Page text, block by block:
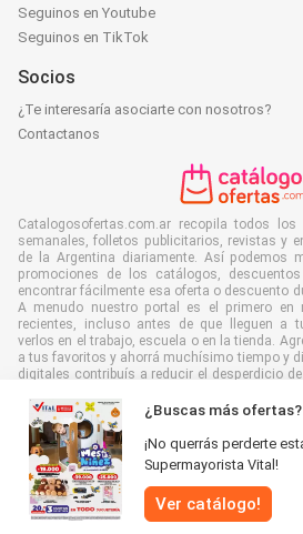
¿Buscas más ofertas?
¡No querrás perderte
Supermayorista Vital!
Ver catálogo!
Seguinos en Youtube
Seguinos en TikTok
Socios
¿Te interesaría asociarte con nosotros?
Contactanos
Catalogosofertas.com.ar recopila todos
semanales, folletos publicitarios, revistas y
de la Argentina diariamente. Así podemos
promociones de los catálogos,
encontrar fácilmente esa oferta o descuento
A menudo nuestro portal es el primero
recientes, incluso antes de que lleguen a
verlos en el trabajo, escuela o en la tienda.
a tus favoritos y ahorrá muchísimo tiempo y
digitales contribuís a reducir el desperdicio
Se reservan todos los derechos ©
legal|Términos y condiciones|Políticas de